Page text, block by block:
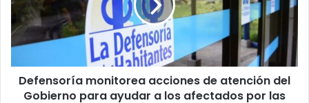
atención
del
Gobierno
para
ayudar
Defensoría monitorea acciones de atención del
Gobierno para ayudar a los afectados por las